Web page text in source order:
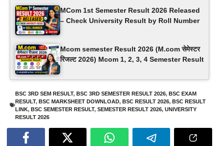
MCom 1st Semester Result 2026 Released
– Check University Result by Roll Number
Mcom semester Result 2026 (M.com सेमेस्टर
रिजल्ट 2026) Mcom 1, 2, 3, 4 Semester Result
BSC 3RD SEM RESULT, BSC 3RD SEMESTER RESULT 2026, BSC EXAM
RESULT, BSC MARKSHEET DOWNLOAD, BSC RESULT 2026, BSC RESULT
LINK, BSC SEMESTER RESULT, SEMESTER RESULT 2026, UNIVERSITY
RESULT 2026